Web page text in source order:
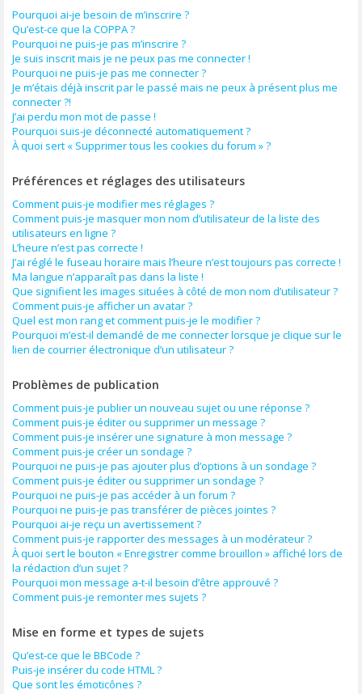
Pourquoi ai-je besoin de m’inscrire ?
Qu’est-ce que la COPPA ?
Pourquoi ne puis-je pas m’inscrire ?
Je suis inscrit mais je ne peux pas me connecter !
Pourquoi ne puis-je pas me connecter ?
Je m’étais déjà inscrit par le passé mais ne peux à présent plus me
connecter ?!
J’ai perdu mon mot de passe !
Pourquoi suis-je déconnecté automatiquement ?
À quoi sert « Supprimer tous les cookies du forum » ?
Préférences et réglages des utilisateurs
Comment puis-je modifier mes réglages ?
Comment puis-je masquer mon nom d’utilisateur de la liste des
utilisateurs en ligne ?
L’heure n’est pas correcte !
J’ai réglé le fuseau horaire mais l’heure n’est toujours pas correcte !
Ma langue n’apparaît pas dans la liste !
Que signifient les images situées à côté de mon nom d’utilisateur ?
Comment puis-je afficher un avatar ?
Quel est mon rang et comment puis-je le modifier ?
Pourquoi m’est-il demandé de me connecter lorsque je clique sur le
lien de courrier électronique d’un utilisateur ?
Problèmes de publication
Comment puis-je publier un nouveau sujet ou une réponse ?
Comment puis-je éditer ou supprimer un message ?
Comment puis-je insérer une signature à mon message ?
Comment puis-je créer un sondage ?
Pourquoi ne puis-je pas ajouter plus d’options à un sondage ?
Comment puis-je éditer ou supprimer un sondage ?
Pourquoi ne puis-je pas accéder à un forum ?
Pourquoi ne puis-je pas transférer de pièces jointes ?
Pourquoi ai-je reçu un avertissement ?
Comment puis-je rapporter des messages à un modérateur ?
À quoi sert le bouton « Enregistrer comme brouillon » affiché lors de
la rédaction d’un sujet ?
Pourquoi mon message a-t-il besoin d’être approuvé ?
Comment puis-je remonter mes sujets ?
Mise en forme et types de sujets
Qu’est-ce que le BBCode ?
Puis-je insérer du code HTML ?
Que sont les émoticônes ?